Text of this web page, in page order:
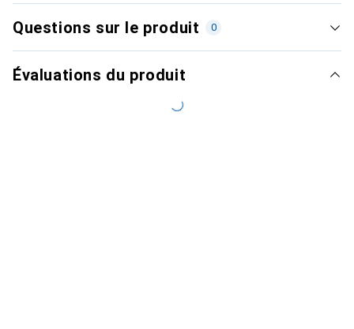
Questions sur le produit 0
Évaluations du produit